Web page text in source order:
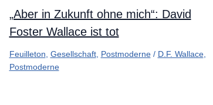
„Aber in Zukunft ohne mich“: David
Foster Wallace ist tot
Feuilleton Gesellschaft, Postmoderne/ D.F. Wallace,
Postmoderne